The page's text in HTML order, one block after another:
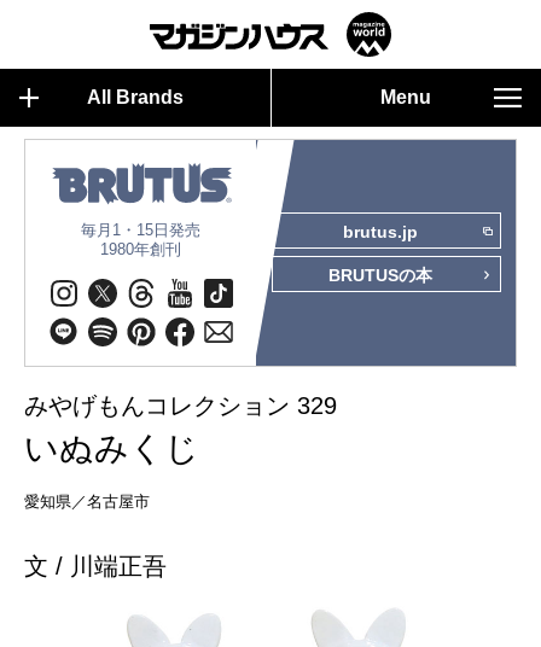
All Brands Menu
毎月1・15日発売
1980年創刊
brutus.jp
BRUTUSの本
みやげもんコレクション 329
いぬみくじ
愛知県／名古屋市
文 / 川端正吾